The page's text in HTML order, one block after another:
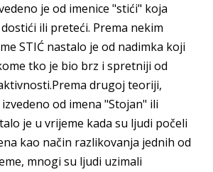
je od imenice "stići" koja
ili preteći. Prema nekim
STIĆ nastalo je od nadimka koji
tko je bio brz i spretniji od
drugoj teoriji,
od imena "Stojan" ili
je u vrijeme kada su ljudi počeli
kao način razlikovanja jednih od
mnogi su ljudi uzimali